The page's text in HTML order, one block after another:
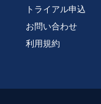
トライアル申込
お問い合わせ
利用規約